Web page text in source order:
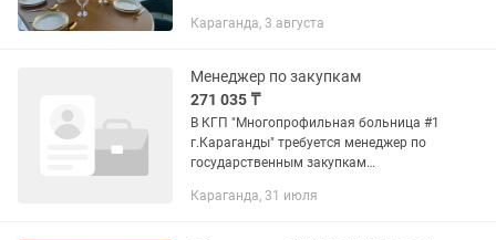
образование не нужно. Не
Караганда, 3 августа
Менеджер по закупкам
271 035 ₸
В КГП "Многопрофильная больница #1
г.Караганды" требуется менеджер по
государственным закупкам
Закона РК «О государственных
Караганда, 31 июля